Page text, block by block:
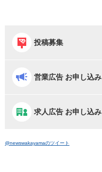
投稿募集
営業広告 お申し込み
求人広告 お申し込み
@newswakayamaのツイート